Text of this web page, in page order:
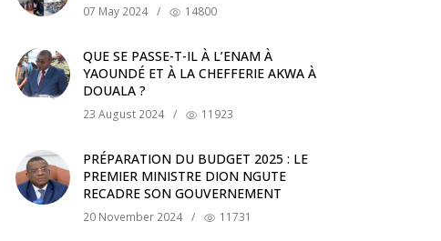
07 May 2024 / 14800
QUE SE PASSE-T-IL À L’ENAM À
YAOUNDÉ ET À LA CHEFFERIE AKWA À
DOUALA ?
23 August 2024 / 11923
PRÉPARATION DU BUDGET 2025 : LE
PREMIER MINISTRE DION NGUTE
RECADRE SON GOUVERNEMENT
20 November 2024 / 11731